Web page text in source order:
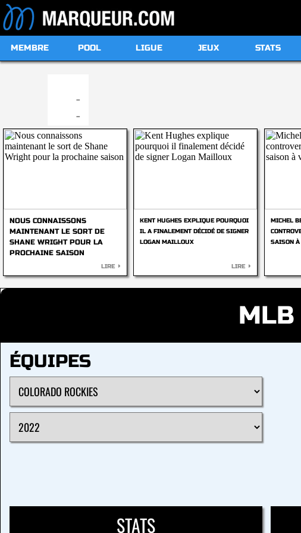
MEMBRE POOL LIGUE JEUX STATS
-
-
NOUS CONNAISSONS
MAINTENANT LE SORT DE
SHANE WRIGHT POUR LA
PROCHAINE SAISON
LIRE
KENT HUGHES EXPLIQUE POURQUOI
IL A FINALEMENT DÉCIDÉ DE SIGNER
LOGAN MAILLOUX
LIRE
MICHEL
SAISON À
MLB
ÉQUIPES
STATS